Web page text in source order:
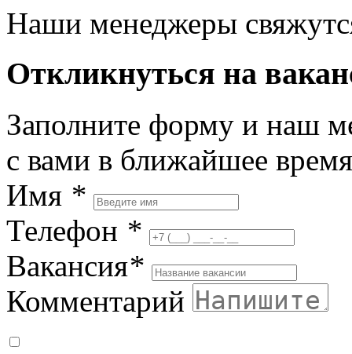
Наши менеджеры
Откликнуться на
Заполните форму и наш
с вами в ближайшее время
Имя *
Телефон *
Вакансия*
Комментарий